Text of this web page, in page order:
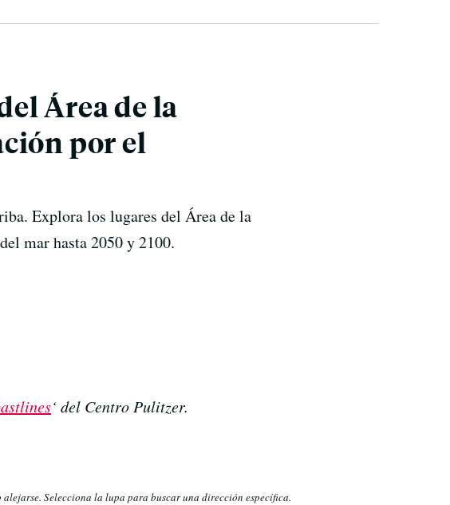
Área de la
por el
Explora los lugares del Área de la
mar hasta 2050 y 2100.
‘ del Centro Pulitzer.
Selecciona la lupa para buscar una dirección específica.